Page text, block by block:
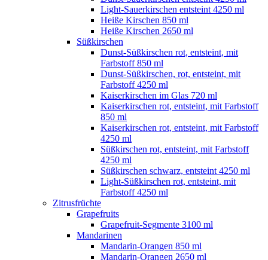
Light-Sauerkirschen entsteint 4250 ml
Heiße Kirschen 850 ml
Heiße Kirschen 2650 ml
Süßkirschen
Dunst-Süßkirschen rot, entsteint, mit
Farbstoff 850 ml
Dunst-Süßkirschen, rot, entsteint, mit
Farbstoff 4250 ml
Kaiserkirschen im Glas 720 ml
Kaiserkirschen rot, entsteint, mit Farbstoff
850 ml
Kaiserkirschen rot, entsteint, mit Farbstoff
4250 ml
Süßkirschen rot, entsteint, mit Farbstoff
4250 ml
Süßkirschen schwarz, entsteint 4250 ml
Light-Süßkirschen rot, entsteint, mit
Farbstoff 4250 ml
Zitrusfrüchte
Grapefruits
Grapefruit-Segmente 3100 ml
Mandarinen
Mandarin-Orangen 850 ml
Mandarin-Orangen 2650 ml